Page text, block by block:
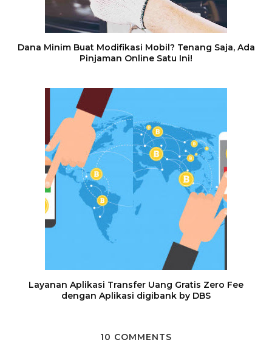
Dana Minim Buat Modifikasi Mobil? Tenang Saja, Ada
Pinjaman Online Satu Ini!
Layanan Aplikasi Transfer Uang Gratis Zero Fee
dengan Aplikasi digibank by DBS
10 COMMENTS